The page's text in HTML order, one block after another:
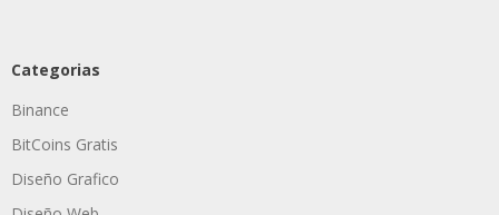
Categorias
Binance
BitCoins Gratis
Diseño Grafico